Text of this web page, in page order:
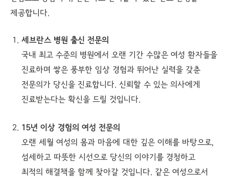
제공합니다.
세브란스 병원 출신 전문의
국내 최고 수준의 병원에서 오랜 기간 수많은 여성 환자들을
진료하며 쌓은 풍부한 임상 경험과 뛰어난 실력을 갖춘
전문의가 당신을 진료합니다. 신뢰할 수 있는 의사에게
진료받는다는 확신을 드릴 것입니다.
15년 이상 경험의 여성 전문의
오랜 세월 여성의 몸과 마음에 대한 깊은 이해를 바탕으로,
섬세하고 따뜻한 시선으로 당신의 이야기를 경청하고
최적의 해결책을 함께 찾아갈 것입니다. 같은 여성으로서